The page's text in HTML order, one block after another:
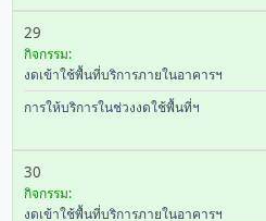
29
กิจกรรม:
งดเข้าใช้พื้นที่บริการภายในอาคารฯ
การให้บริการในช่วงงดใช้พื้นที่ฯ
30
กิจกรรม:
งดเข้าใช้พื้นที่บริการภายในอาคารฯ